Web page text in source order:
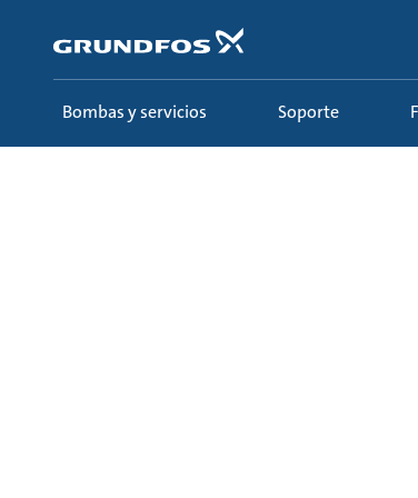
contenido
principal
Bombas y servicios Soporte